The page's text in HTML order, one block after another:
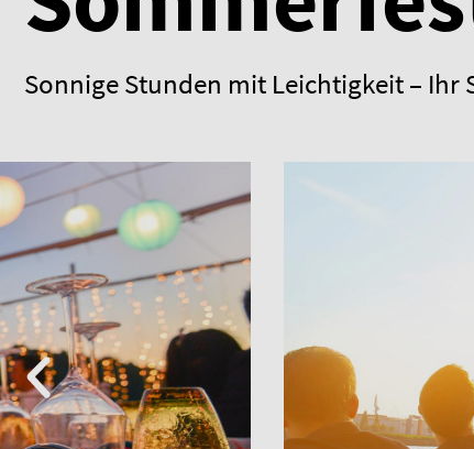
Sonnige Stunden mit Leichtigkeit – Ihr